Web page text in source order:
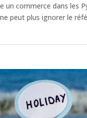
un commerce dans les
peut plus ignorer le